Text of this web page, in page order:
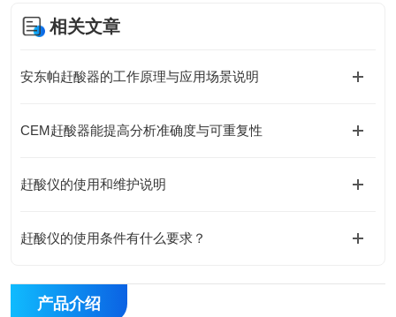
相关文章
安东帕赶酸器的工作原理与应用场景说明
CEM赶酸器能提高分析准确度与可重复性
赶酸仪的使用和维护说明
赶酸仪的使用条件有什么要求？
产品介绍